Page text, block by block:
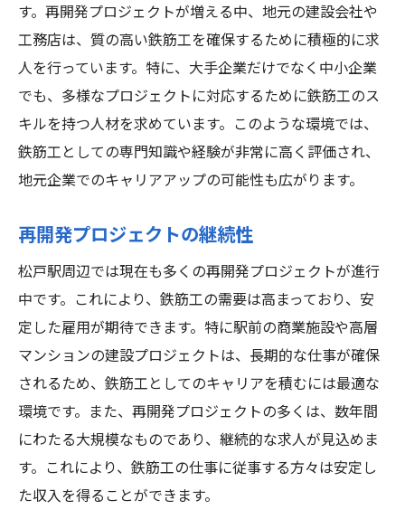
す。再開発プロジェクトが増える中、地元の建設会社や
工務店は、質の高い鉄筋工を確保するために積極的に求
人を行っています。特に、大手企業だけでなく中小企業
でも、多様なプロジェクトに対応するために鉄筋工のス
キルを持つ人材を求めています。このような環境では、
鉄筋工としての専門知識や経験が非常に高く評価され、
地元企業でのキャリアアップの可能性も広がります。
再開発プロジェクトの継続性
松戸駅周辺では現在も多くの再開発プロジェクトが進行
中です。これにより、鉄筋工の需要は高まっており、安
定した雇用が期待できます。特に駅前の商業施設や高層
マンションの建設プロジェクトは、長期的な仕事が確保
されるため、鉄筋工としてのキャリアを積むには最適な
環境です。また、再開発プロジェクトの多くは、数年間
にわたる大規模なものであり、継続的な求人が見込めま
す。これにより、鉄筋工の仕事に従事する方々は安定し
た収入を得ることができます。